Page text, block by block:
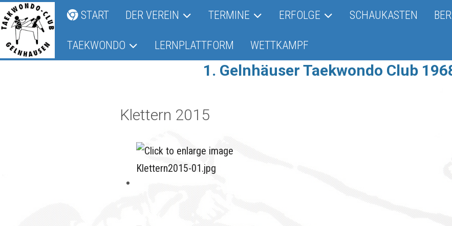
START DER VEREIN TERMINE ERFOLGE SCHAUKASTEN
TAEKWONDO LERNPLATTFORM WETTKAMPF
1. Gelnhäuser Taekwondo Club
Klettern 2015